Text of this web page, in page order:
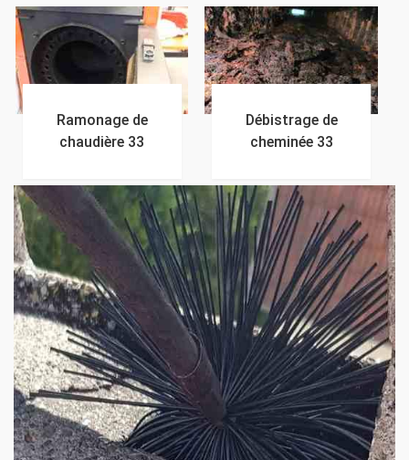
Ramonage de
chaudière 33
Débistrage de
cheminée 33